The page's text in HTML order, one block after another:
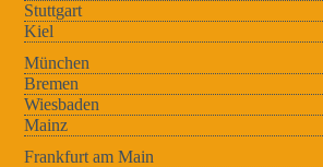
Stuttgart
Kiel
München
Bremen
Wiesbaden
Mainz
Frankfurt am Main